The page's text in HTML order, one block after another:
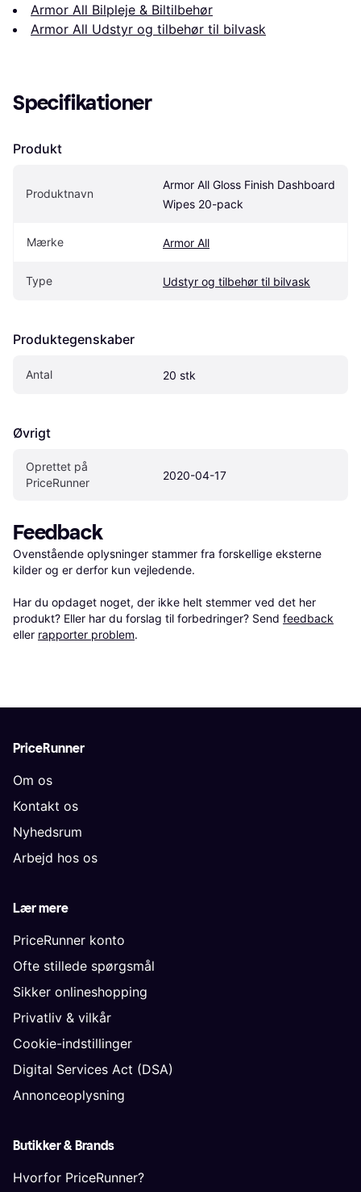
Armor All Bilpleje & Biltilbehør
Armor All Udstyr og tilbehør til bilvask
Specifikationer
Produkt
Produktnavn
Armor All Gloss Finish Dashboard
Wipes 20-pack
Mærke Armor All
Type Udstyr og tilbehør til bilvask
Produktegenskaber
Antal 20 stk
Øvrigt
Oprettet på
PriceRunner
2020-04-17
Feedback
Ovenstående oplysninger stammer fra forskellige eksterne
kilder og er derfor kun vejledende.
Har du opdaget noget, der ikke helt stemmer ved det her
produkt? Eller har du forslag til forbedringer? Send feedback
eller rapporter problem.
PriceRunner
Om os
Kontakt os
Nyhedsrum
Arbejd hos os
Lær mere
PriceRunner konto
Ofte stillede spørgsmål
Sikker onlineshopping
Privatliv & vilkår
Cookie-indstillinger
Digital Services Act (DSA)
Annonceoplysning
Butikker & Brands
Hvorfor PriceRunner?